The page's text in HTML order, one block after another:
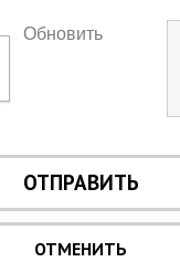
Обновить
ОТПРАВИТЬ
ОТМЕНИТЬ